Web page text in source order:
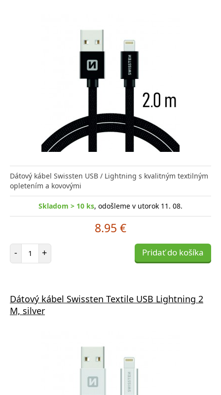
Dátový kábel Swissten USB / Lightning s kvalitným textilným
opletením a kovovými
Skladom > 10 ks, odošleme v utorok 11. 08.
8.95 €
- Počet položiek
+ Pridať do košíka
Dátový kábel Swissten Textile USB Lightning 2
M, silver